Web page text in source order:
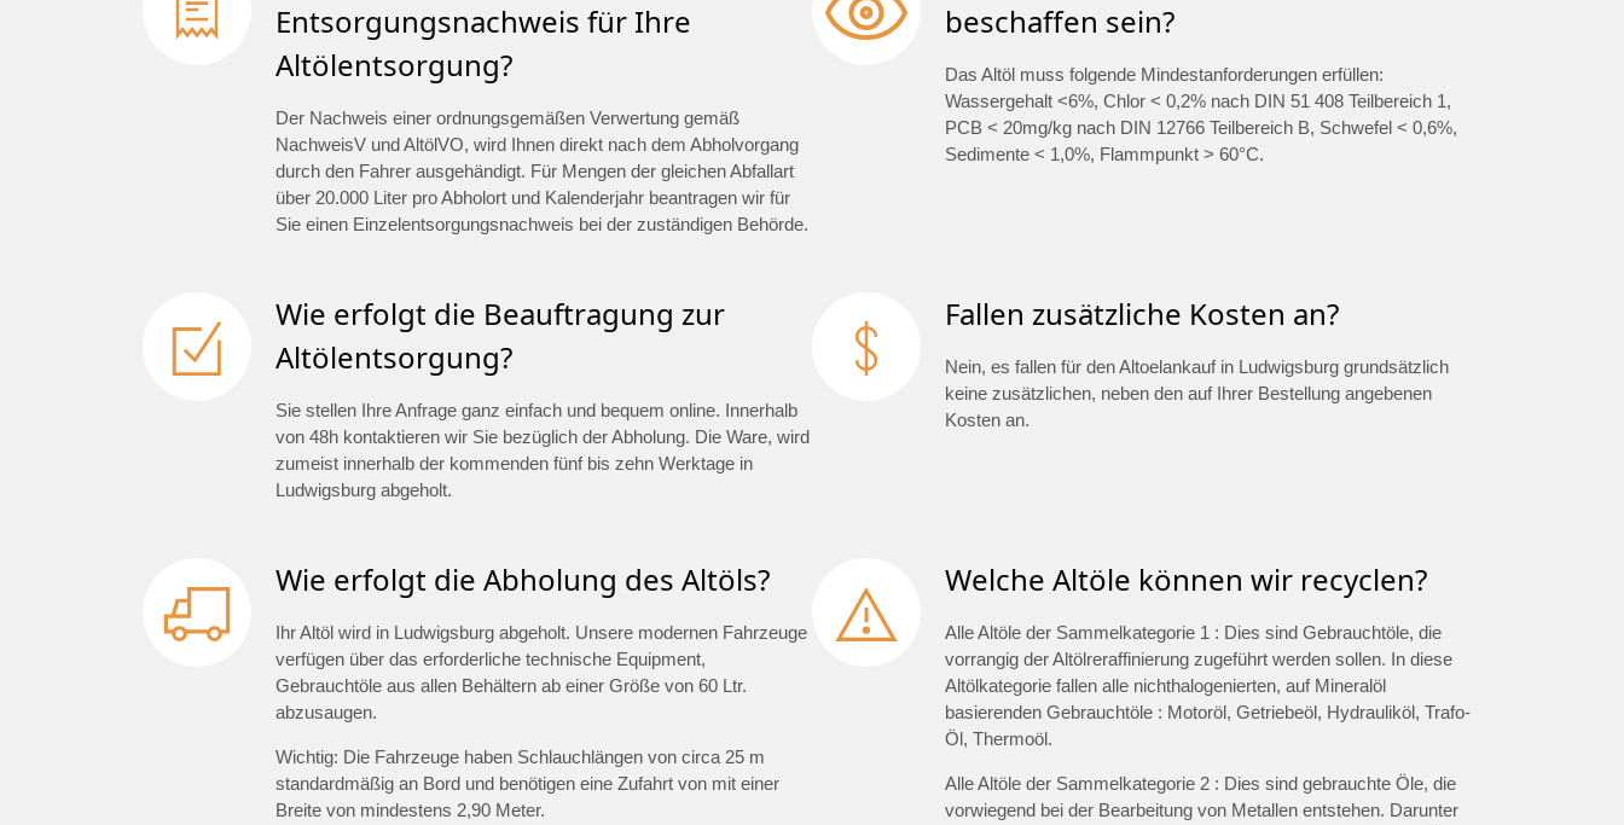
Entsorgungsnachweis für Ihre
Altölentsorgung?
Der Nachweis einer ordnungsgemäßen Verwertung gemäß
NachweisV und AltölVO, wird Ihnen direkt nach dem Abholvorgang
durch den Fahrer ausgehändigt. Für Mengen der gleichen Abfallart
über 20.000 Liter pro Abholort und Kalenderjahr beantragen wir für
Sie einen Einzelentsorgungsnachweis bei der zuständigen Behörde.
beschaffen sein?
Das Altöl muss folgende Mindestanforderungen erfüllen:
Wassergehalt <6%, Chlor < 0,2% nach DIN 51 408 Teilbereich 1,
PCB < 20mg/kg nach DIN 12766 Teilbereich B, Schwefel < 0,6%,
Sedimente < 1,0%, Flammpunkt > 60°C.
Wie erfolgt die Beauftragung zur
Altölentsorgung?
Sie stellen Ihre Anfrage ganz einfach und bequem online. Innerhalb
von 48h kontaktieren wir Sie bezüglich der Abholung. Die Ware, wird
zumeist innerhalb der kommenden fünf bis zehn Werktage in
Ludwigsburg abgeholt.
Fallen zusätzliche Kosten an?
Nein, es fallen für den Altoelankauf in Ludwigsburg grundsätzlich
keine zusätzlichen, neben den auf Ihrer Bestellung angebenen
Kosten an.
Wie erfolgt die Abholung des Altöls?
Ihr Altöl wird in Ludwigsburg abgeholt. Unsere modernen Fahrzeuge
verfügen über das erforderliche technische Equipment,
Gebrauchtöle aus allen Behältern ab einer Größe von 60 Ltr.
abzusaugen.
Wichtig: Die Fahrzeuge haben Schlauchlängen von circa 25 m
standardmäßig an Bord und benötigen eine Zufahrt von mit einer
Breite von mindestens 2,90 Meter.
Welche Altöle können wir recyclen?
Alle Altöle der Sammelkategorie 1 : Dies sind Gebrauchtöle, die
vorrangig der Altölreraffinierung zugeführt werden sollen. In diese
Altölkategorie fallen alle nichthalogenierten, auf Mineralöl
basierenden Gebrauchtöle : Motoröl, Getriebeöl, Hydrauliköl, Trafo-
Öl, Thermoöl.
Alle Altöle der Sammelkategorie 2 : Dies sind gebrauchte Öle, die
vorwiegend bei der Bearbeitung von Metallen entstehen. Darunter